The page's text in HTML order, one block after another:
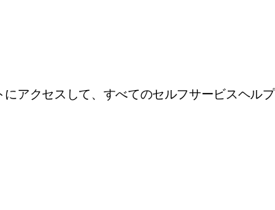
アクセスして、すべてのセルフサービスヘル